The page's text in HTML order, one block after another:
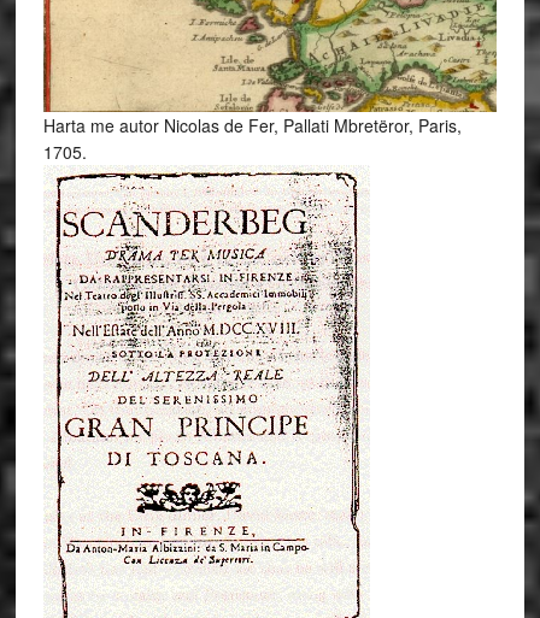
Harta me autor Nicolas de Fer, Pallati Mbretëror, Paris,
1705.